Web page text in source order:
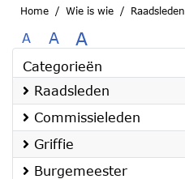
Home
Wie is wie Raadsleden
A A A
Categorieën
Raadsleden
Commissieleden
Griffie
Burgemeester